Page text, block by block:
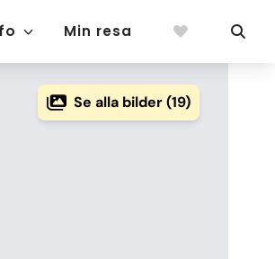
Min resa
Se alla bilder (19)